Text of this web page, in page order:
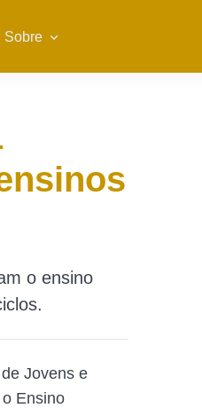
Sobre
o ensino
Jovens e
o Ensino